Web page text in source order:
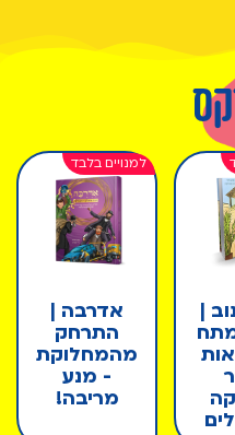
|
אדרבה |
התרחק
מהמחלוקת
- מנע
מריבה!